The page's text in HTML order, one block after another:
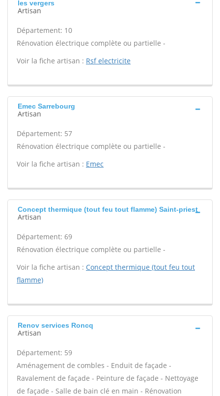
les vergers
Artisan
Département: 10
Rénovation électrique complète ou partielle -
Voir la fiche artisan : Rsf electricite
Emec Sarrebourg
Artisan
Département: 57
Rénovation électrique complète ou partielle -
Voir la fiche artisan : Emec
Concept thermique (tout feu tout flamme) Saint-priest
Artisan
Département: 69
Rénovation électrique complète ou partielle -
Voir la fiche artisan : Concept thermique (tout feu tout
flamme)
Renov services Roncq
Artisan
Département: 59
Aménagement de combles - Enduit de façade -
Ravalement de façade - Peinture de façade - Nettoyage
de façade - Salle de bain clé en main - Rénovation